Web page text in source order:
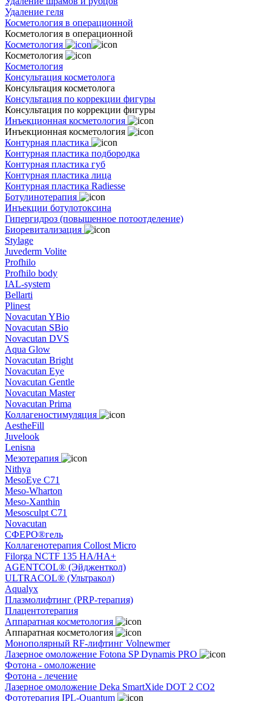
Удаление геля
Косметология в операционной
Косметология в операционной
Косметология
Косметология
Косметология
Консультация косметолога
Консультация косметолога
Консультация по коррекции фигуры
Консультация по коррекции фигуры
Инъекционная косметология
Инъекционная косметология
Контурная пластика
Контурная пластика подбородка
Контурная пластика губ
Контурная пластика лица
Контурная пластика Radiesse
Ботулинотерапия
Инъекции ботулотоксина
Гипергидроз (повышенное потоотделение)
Биоревитализация
Stylage
Juvederm Volite
Profhilo
Profhilo body
IAL-system
Bellarti
Plinest
Novacutan YBio
Novacutan SBio
Novacutan DVS
Aqua Glow
Novacutan Bright
Novacutan Eye
Novacutan Gentle
Novacutan Master
Novacutan Prima
Коллагеностимуляция
AestheFill
Juvelook
Lenisna
Мезотерапия
Nithya
MesoEye C71
Meso-Wharton
Meso-Xanthin
Mesosculpt C71
Novacutan
СФЕРО®гель
Коллагенотерапия Collost Micro
Filorga NCTF 135 HA/HA+
AGENTCOL® (Эйдженткол)
ULTRACOL® (Ультракол)
Aqualyx
Плазмолифтинг (PRP-терапия)
Плацентотерапия
Аппаратная косметология
Аппаратная косметология
Монополярный RF-лифтинг Volnewmer
Лазерное омоложение Fotona SP Dynamis PRO
Фотона - омоложение
Фотона - лечение
Лазерное омоложение Deka SmartXide DOT 2 CO2
Фототерапия IPL-Quantum